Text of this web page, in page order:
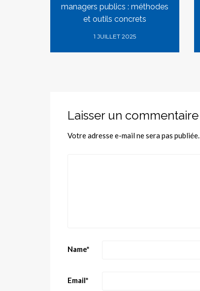
managers publics : méthodes
et outils concrets
1 JUILLET 2025
Laisser un commentaire
Votre adresse e-mail ne sera pas publiée.
Name*
Email*